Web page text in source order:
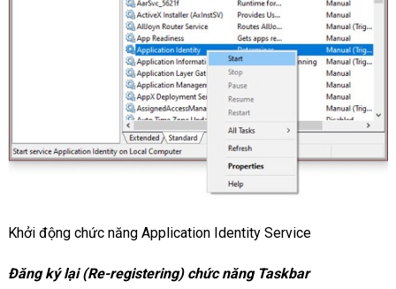
Khởi động chức năng Application Identity Service
Đăng ký lại (Re-registering) chức năng Taskbar